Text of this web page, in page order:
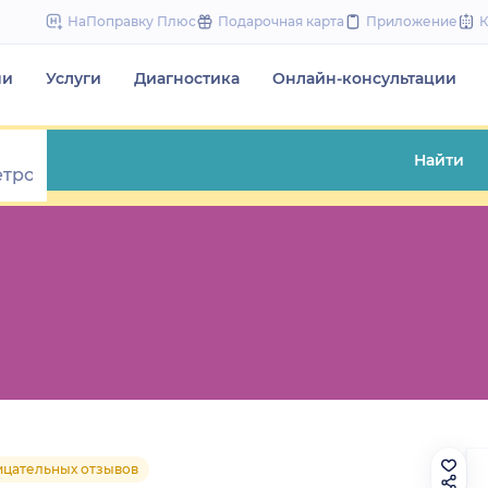
to
НаПоправку Плюс Подарочная карта Приложение
Услуги Диагностика Онлайн-консультации
Найти
отзывов